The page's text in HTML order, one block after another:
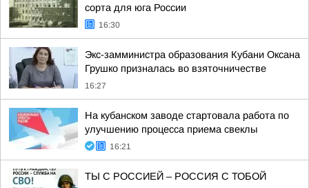
сорта для юга России
16:30
Экс-замминистра образования Кубани Оксана
Грушко призналась во взяточничестве
16:27
На кубанском заводе стартовала работа по
улучшению процесса приема свеклы
16:21
ТЫ С РОССИЕЙ – РОССИЯ С ТОБОЙ